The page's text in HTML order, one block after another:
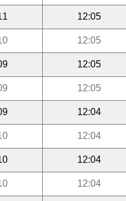
12:05
12:05
12:05
12:05
12:04
12:04
12:04
12:04